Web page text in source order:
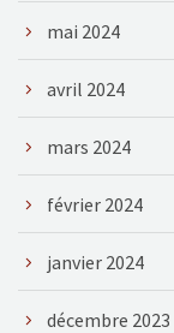
mai 2024
avril 2024
mars 2024
février 2024
janvier 2024
décembre 2023